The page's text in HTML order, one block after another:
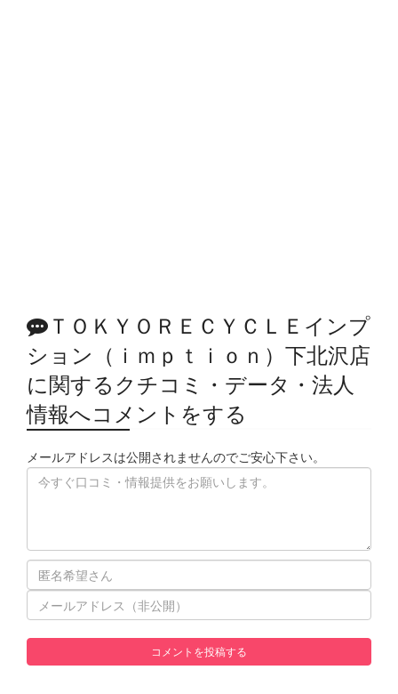
ＴＯＫＹＯＲＥＣＹＣＬＥインプ
ション（ｉｍｐｔｉｏｎ）下北沢店
に関するクチコミ・データ・法人
情報へコメントをする
メールアドレスは公開されませんのでご安心下さい。